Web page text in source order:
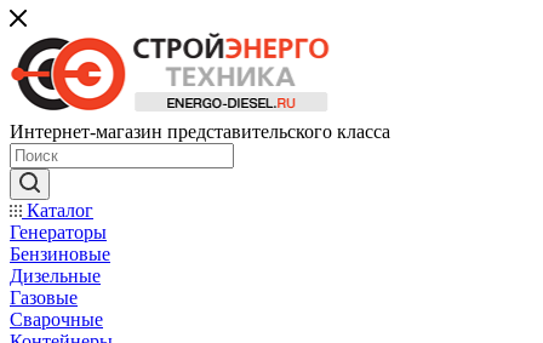
Интернет-магазин представительского класса
Каталог
Генераторы
Бензиновые
Дизельные
Газовые
Сварочные